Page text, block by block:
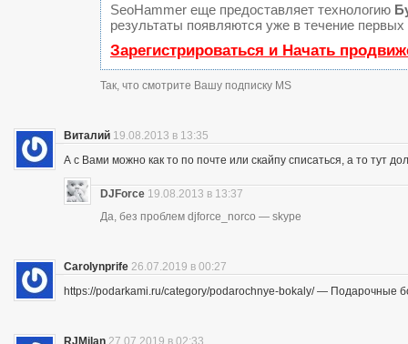
SeoHammer еще предоставляет технологию
результаты появляются уже в течение первых
Зарегистрироваться и Начать
Так, что смотрите Вашу подписку MS
Виталий 19.08.2013 в 13:35
А с Вами можно как то по почте или скайпу списаться, а то тут
DJForce 19.08.2013 в 13:37
Да, без проблем djforce_norco — skype
Carolynprife 26.07.2019 в 00:27
https://podarkami.ru/category/podarochnye-bokaly/ — Подарочные
RJMilan 27.07.2019 в 02:33